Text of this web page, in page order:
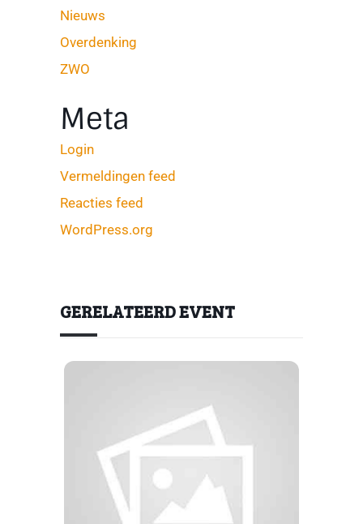
Nieuws
Overdenking
ZWO
Meta
Login
Vermeldingen feed
Reacties feed
WordPress.org
GERELATEERD EVENT